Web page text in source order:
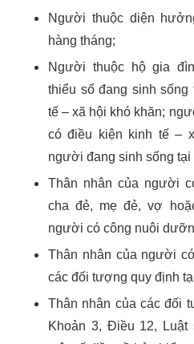
Người thuộc diện
hàng tháng;
Người thuộc hộ gia
thiểu số đang sinh
tế – xã hội khó khăn;
có điều kiện kinh tế –
người đang sinh sống tại
Thân nhân của người
cha đẻ, mẹ đẻ, vợ
người có công nuôi
Thân nhân của người
các đối tượng quy định
Thân nhân của các đối
Khoản 3, Điều 12, Luật